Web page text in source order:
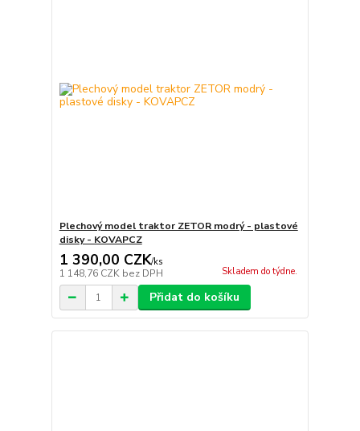
Plechový model traktor ZETOR modrý - plastové
disky - KOVAPCZ
1 390,00 CZK/ks
1 148,76 CZK bez DPH Skladem do týdne.
Přidat do košíku